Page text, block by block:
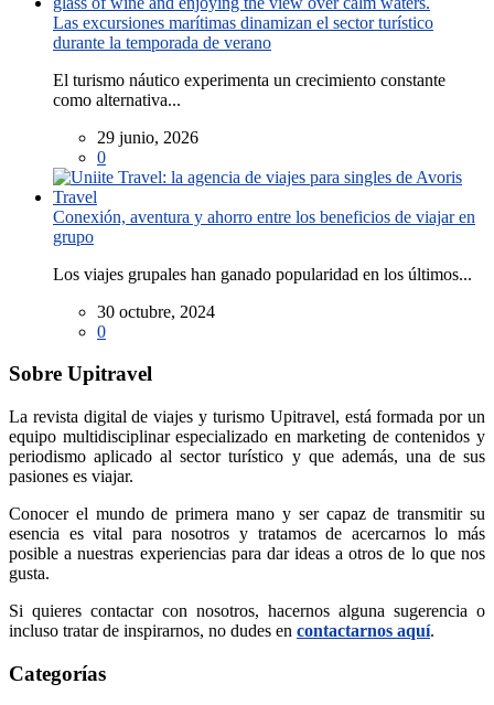
Las excursiones marítimas dinamizan el sector turístico
durante la temporada de verano
El turismo náutico experimenta un crecimiento constante
como alternativa...
29 junio, 2026
0
Conexión, aventura y ahorro entre los beneficios de viajar en
grupo
Los viajes grupales han ganado popularidad en los últimos...
30 octubre, 2024
0
Sobre Upitravel
La revista digital de viajes y turismo Upitravel, está formada por un
equipo multidisciplinar especializado en marketing de contenidos y
periodismo aplicado al sector turístico y que además, una de sus
pasiones es viajar.
Conocer el mundo de primera mano y ser capaz de transmitir su
esencia es vital para nosotros y tratamos de acercarnos lo más
posible a nuestras experiencias para dar ideas a otros de lo que nos
gusta.
Si quieres contactar con nosotros, hacernos alguna sugerencia o
incluso tratar de inspirarnos, no dudes en contactarnos aquí.
Categorías